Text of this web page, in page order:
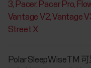
3 Pacer Pacer Pro
Vantage V2 Vantage
Street X
Polar SleepWiseTM